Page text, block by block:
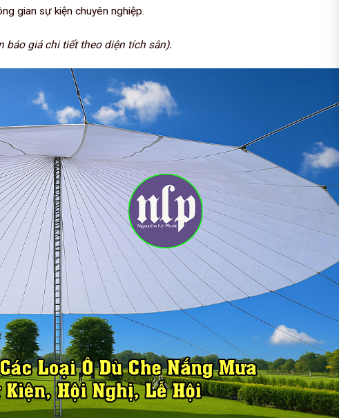
gian sự kiện chuyên nghiệp.
báo giá chi tiết theo diện tích sân).